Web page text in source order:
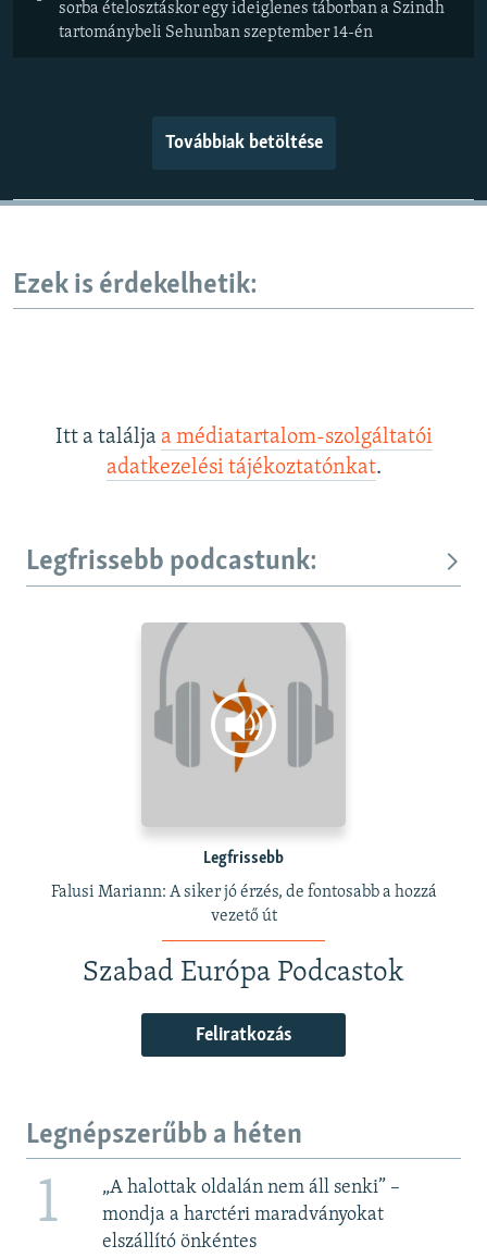
sorba ételosztáskor egy ideiglenes táborban a Szindh
tartománybeli Sehunban szeptember 14-én
Továbbiak betöltése
Ezek is érdekelhetik:
Itt a találja a médiatartalom-szolgáltatói
adatkezelési tájékoztatónkat.
Legfrissebb podcastunk:
Legfrissebb
Falusi Mariann: A siker jó érzés, de fontosabb a hozzá
vezető út
Szabad Európa Podcastok
Feliratkozás
Legnépszerűbb a héten
1
„A halottak oldalán nem áll senki” –
mondja a harctéri maradványokat
elszállító önkéntes